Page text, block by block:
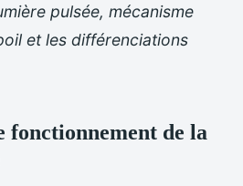
pulsée, mécanisme
et les différenciations
fonctionnement de la